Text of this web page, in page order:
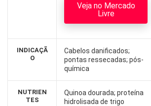
INDICAÇÃ
O
NUTRIEN
TES
Veja no Mercado
Livre
Cabelos danificados;
pontas ressecadas; pós-
química
Quinoa dourada; proteína
hidrolisada de trigo